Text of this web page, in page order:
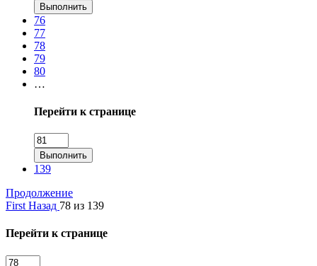
Выполнить
76
77
78
79
80
…
Перейти к странице
Выполнить
139
Продолжение
First Назад 78 из 139
Перейти к странице